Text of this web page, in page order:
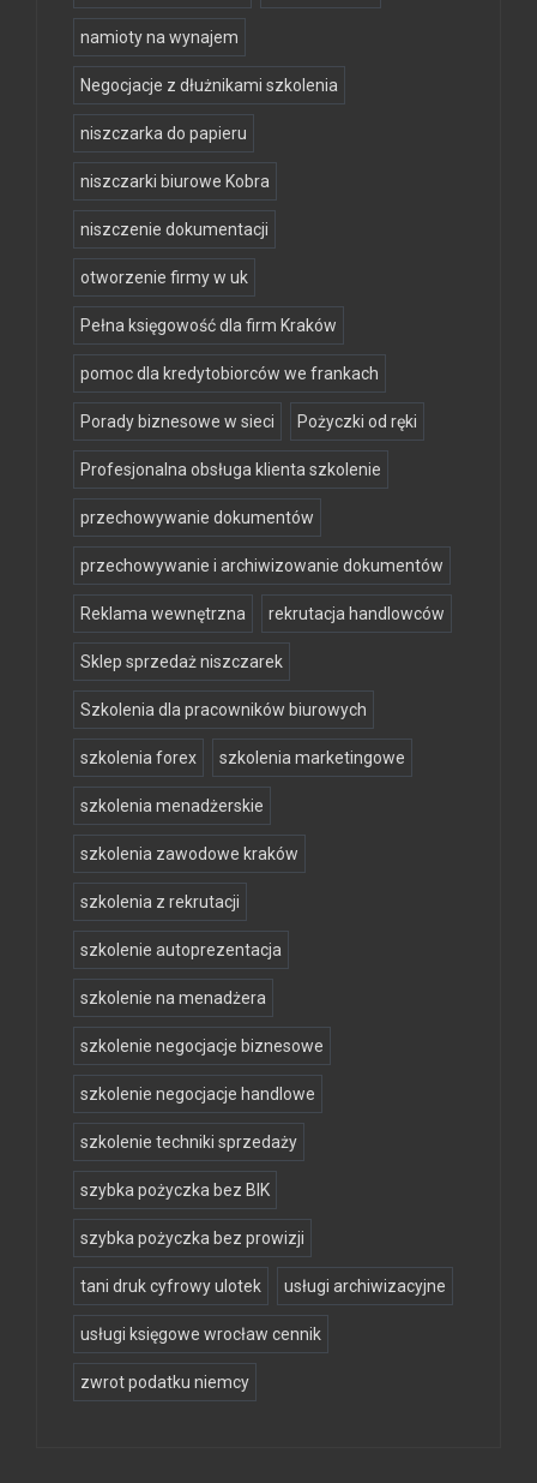
namioty na wynajem
Negocjacje z dłużnikami szkolenia
niszczarka do papieru
niszczarki biurowe Kobra
niszczenie dokumentacji
otworzenie firmy w uk
Pełna księgowość dla firm Kraków
pomoc dla kredytobiorców we frankach
Porady biznesowe w sieci Pożyczki od ręki
Profesjonalna obsługa klienta szkolenie
przechowywanie dokumentów
przechowywanie i archiwizowanie dokumentów
Reklama wewnętrzna rekrutacja handlowców
Sklep sprzedaż niszczarek
Szkolenia dla pracowników biurowych
szkolenia forex szkolenia marketingowe
szkolenia menadżerskie
szkolenia zawodowe kraków
szkolenia z rekrutacji
szkolenie autoprezentacja
szkolenie na menadżera
szkolenie negocjacje biznesowe
szkolenie negocjacje handlowe
szkolenie techniki sprzedaży
szybka pożyczka bez BIK
szybka pożyczka bez prowizji
tani druk cyfrowy ulotek usługi archiwizacyjne
usługi księgowe wrocław cennik
zwrot podatku niemcy